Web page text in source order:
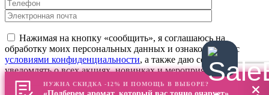
Нажимая на кнопку «сообщить», я соглашаюсь на
обработку моих персональных данных и ознакомлен(а) с
условиями конфиденциальности, а также даю согласие
уведомлять о всех акциях, новинках и мероприятиях
НУЖНА СКИДКА -12% И ПОМОЩЬ В ВЫБОРЕ?